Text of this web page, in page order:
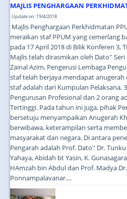
MAJLIS PENGHARGAAN
Update on: 19/4/2018
Majlis Penghargaan Perkhidmatan
meraikan staf PPUM yang cemerlang
pada 17 April 2018 di Bilik Konferen 3,
Majlis telah dirasmikan oleh Dato''
Zainal Azim, Pengerusi Lembaga
staf telah berjaya mendapat anugerah
staf adalah dari Kumpulan Pelaksana,
Pengurusan Profesional dan 2 orang
Tertinggi. Pada tahun ini juga, pihak
bersetuju menyampaikan Anugerah
berwibawa, keterampilan serta
masyarakat dan negara. Di antara
Pengarah adalah Prof. Dato'' Dr.
Yahaya, Abidah bt Yasin, K.
HAmzah bin Abdul dan Prof. Madya
Ponnampalavanar....